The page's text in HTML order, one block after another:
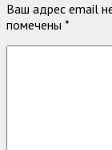
Ваш адрес email
помечены *